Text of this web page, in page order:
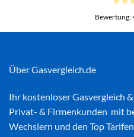
Bewertung:
Über Gasvergleich.de
Ihr kostenloserGasvergleich &
Privat- & Firmenkunden mit
Wechslern und den Top